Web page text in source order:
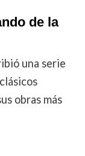
de la
una serie
obras más